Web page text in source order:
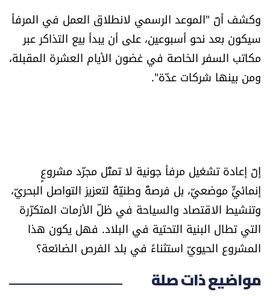
وكشف أنّ "الموعد الرسمي لانطلاق العمل في المرفأ
سيكون بعد نحو أسبوعين، على أن يبدأ بيع التذاكر عبر
مكاتب السفر الخاصة في غضون الأيام العشرة المقبلة،
ومن بينها شركات عدّة".
إنّ إعادة تشغيل مرفأ جونية لا تمثّل مجرّد مشروعٍ
إنمائيٍّ موضعيّ، بل فرصةً وطنيّةً لتعزيز التواصل البحريّ،
وتنشيط الاقتصاد والسياحة في ظلّ الأزمات المتكرّرة
التي تطال البنية التحتية في البلاد. فهل يكون هذا
المشروع الحيويّ استثناءً في بلد الفرص الضائعة؟
مواضيع ذات صلة